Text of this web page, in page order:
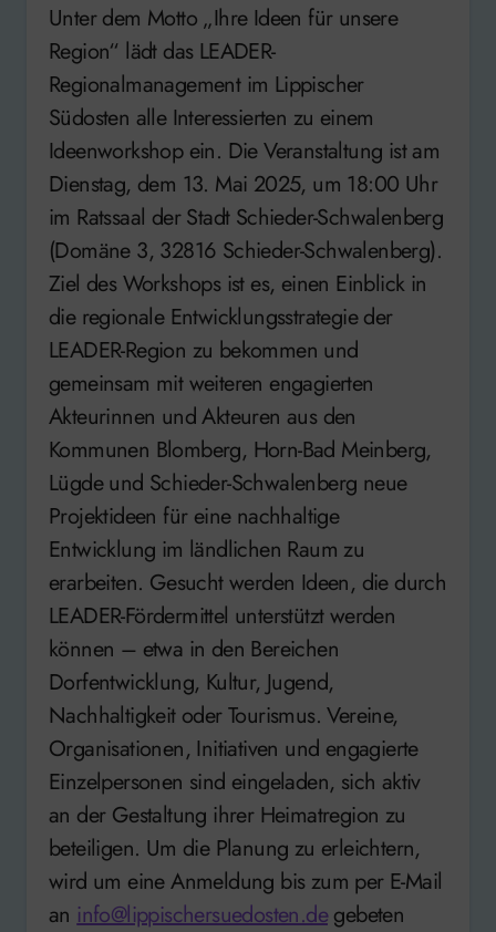
Unter dem Motto „Ihre Ideen für unsere
Region“ lädt das LEADER-
Regionalmanagement im Lippischer
Südosten alle Interessierten zu einem
Ideenworkshop ein. Die Veranstaltung ist am
Dienstag, dem 13. Mai 2025, um 18:00 Uhr
im Ratssaal der Stadt Schieder-Schwalenberg
(Domäne 3, 32816 Schieder-Schwalenberg).
Ziel des Workshops ist es, einen Einblick in
die regionale Entwicklungsstrategie der
LEADER-Region zu bekommen und
gemeinsam mit weiteren engagierten
Akteurinnen und Akteuren aus den
Kommunen Blomberg, Horn-Bad Meinberg,
Lügde und Schieder-Schwalenberg neue
Projektideen für eine nachhaltige
Entwicklung im ländlichen Raum zu
erarbeiten. Gesucht werden Ideen, die durch
LEADER-Fördermittel unterstützt werden
können – etwa in den Bereichen
Dorfentwicklung, Kultur, Jugend,
Nachhaltigkeit oder Tourismus. Vereine,
Organisationen, Initiativen und engagierte
Einzelpersonen sind eingeladen, sich aktiv
an der Gestaltung ihrer Heimatregion zu
beteiligen. Um die Planung zu erleichtern,
wird um eine Anmeldung bis zum per E-Mail
aninfo@lippischersuedosten.degebeten